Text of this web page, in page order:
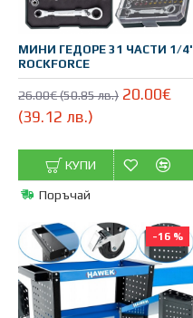
МИНИ ГЕДОРЕ 31 ЧАСТИ 1/4'
ROCKFORCE
26.00€ (50.85 лв.) 20.00€
(39.12 лв.)
КУПИ
Поръчай
-16 %